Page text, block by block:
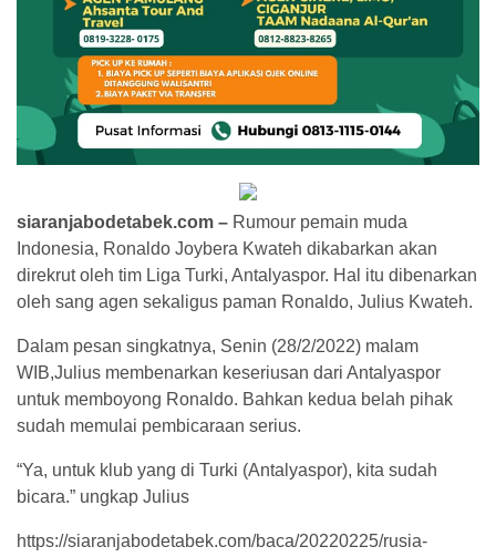
siaranjabodetabek.com – Rumour pemain muda
Indonesia, Ronaldo Joybera Kwateh dikabarkan akan
direkrut oleh tim Liga Turki, Antalyaspor. Hal itu dibenarkan
oleh sang agen sekaligus paman Ronaldo, Julius Kwateh.
Dalam pesan singkatnya, Senin (28/2/2022) malam
WIB,Julius membenarkan keseriusan dari Antalyaspor
untuk memboyong Ronaldo. Bahkan kedua belah pihak
sudah memulai pembicaraan serius.
“Ya, untuk klub yang di Turki (Antalyaspor), kita sudah
bicara.” ungkap Julius
https://siaranjabodetabek.com/baca/20220225/rusia-